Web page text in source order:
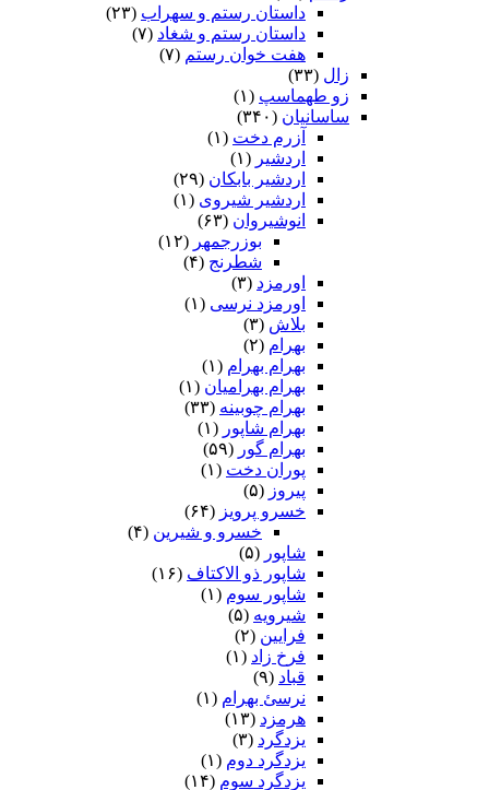
داستان رستم و سهراب (۲۳)
داستان رستم و شغاد (۷)
هفت خوان رستم‏ (۷)
زال (۳۳)
زو طهماسپ‏ (۱)
ساسانیان (۳۴۰)
آزرم دخت (۱)
اردشیر (۱)
اردشیر بابکان (۲۹)
اردشیر شیروی (۱)
انوشیروان (۶۳)
بوزرجمهر (۱۲)
شطرنج (۴)
اورمزد (۳)
اورمزد نرسى‏ (۱)
بلاش (۳)
بهرام (۲)
بهرام بهرام (۱)
بهرام بهرامیان‏ (۱)
بهرام چوبینه (۳۳)
بهرام شاپور (۱)
بهرام گور (۵۹)
پوران دخت (۱)
پیروز (۵)
خسرو پرویز (۶۴)
خسرو و شیرین (۴)
شاپور (۵)
شاپور ذو الاکتاف (۱۶)
شاپور سوم‏ (۱)
شیرویه (۵)
فرایین (۲)
فرخ زاد (۱)
قباد (۹)
نرسئ بهرام‏ (۱)
هرمزد (۱۳)
یزدگرد (۳)
یزدگرد دوم (۱)
یزدگرد سوم (۱۴)